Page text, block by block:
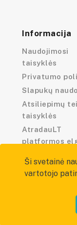
Informacija
Naudojimosi
taisyklės
Privatumo
Slapukų
Atsiliepimų
taisyklės
AtradauLT
platformos
Visos teisės
Ši svetainė
vartotojo